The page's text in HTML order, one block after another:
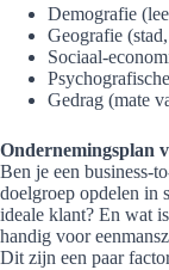
Demografie
Geografie
Sociaal-
Gedrag (mate
Ondernemingsplan
Ben je een business-
doelgroep opdelen in
ideale klant? En wat
handig voor
Dit zijn een paar